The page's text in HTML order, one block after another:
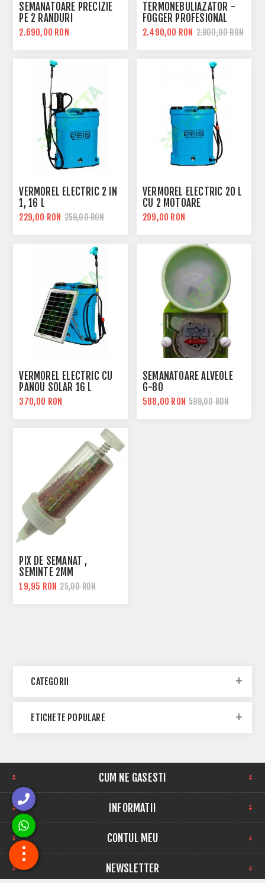
SEMANATOARE PRECIZIE
PE 2 RANDURI
2.690,00 RON
TERMONEBULIAZATOR -
FOGGER PROFESIONAL
TH150A
2.490,00 RON 2.900,00 RON
VERMOREL ELECTRIC 2 IN
1, 16 L
229,00 RON 259,00 RON
VERMOREL ELECTRIC 20 L
CU 2 MOTOARE
299,00 RON
VERMOREL ELECTRIC CU
PANOU SOLAR 16 L
370,00 RON
SEMANATOARE ALVEOLE
G-80
588,00 RON 599,00 RON
PIX DE SEMANAT ,
SEMINTE 2MM
19,95 RON 25,00 RON
CATEGORII
ETICHETE POPULARE
CUM NE GASESTI
INFORMATII
CONTUL MEU
NEWSLETTER